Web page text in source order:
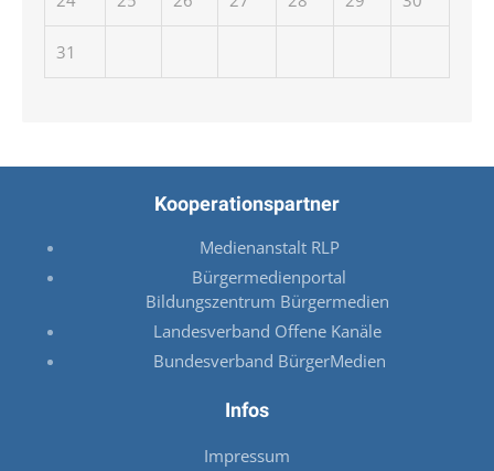
31
Kooperationspartner
Medienanstalt RLP
Bürgermedienportal
Bildungszentrum Bürgermedien
Landesverband Offene Kanäle
Bundesverband BürgerMedien
Infos
Impressum